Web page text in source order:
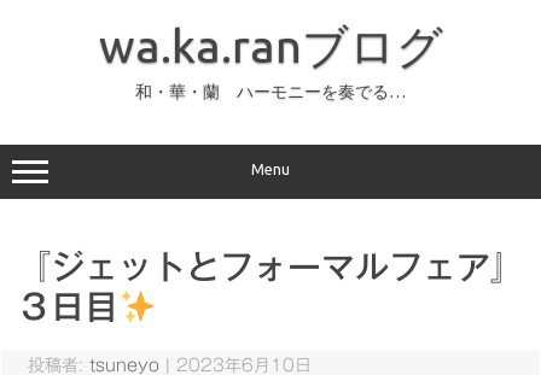
ッ
プ
wa.ka.ranブログ
和・華・蘭 ハーモニーを奏でる…
Menu
『ジェットとフォーマルフェア』
３日目
投稿者: tsuneyo 2023年6月10日